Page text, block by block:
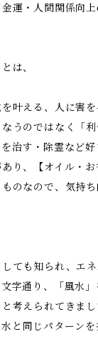
運・人間関係向
は、
叶える、人に害を
うのではなく「
治す・除霊など
り、【オイル・
のなので、気持
ても知られ、エ
字通り、「風水
考えられてきま
と同じパターン